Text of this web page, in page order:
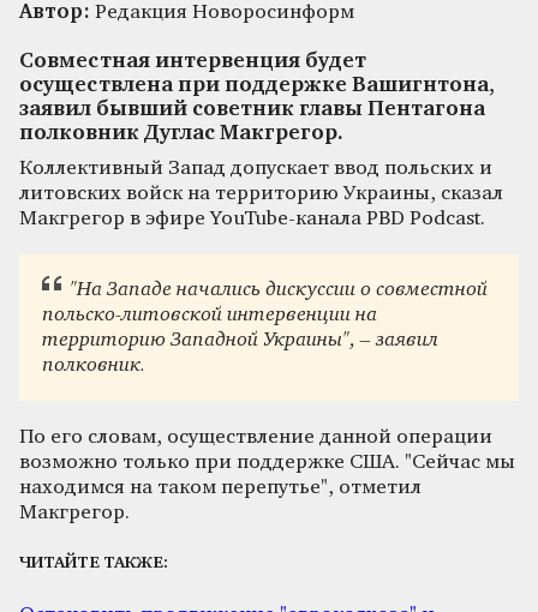
Автор: Редакция Новоросинформ
Совместная интервенция будет
осуществлена при поддержке Вашигнтона,
заявил бывший советник главы Пентагона
полковник Дуглас Макгрегор.
Коллективный Запад допускает ввод польских и
литовских войск на территорию Украины, сказал
Макгрегор в эфире YouTube-канала PBD Podcast.
"На Западе начались дискуссии о совместной
польско-литовской интервенции на
территорию Западной Украины", – заявил
полковник.
По его словам, осуществление данной операции
возможно только при поддержке США. "Сейчас мы
находимся на таком перепутье", отметил
Макгрегор.
ЧИТАЙТЕ ТАКЖЕ: